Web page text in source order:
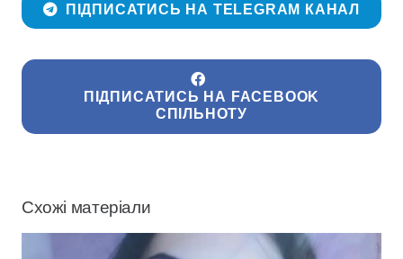
ПІДПИСАТИСЬ НА TELEGRAM КАНАЛ
ПІДПИСАТИСЬ НА FACEBOOK
СПІЛЬНОТУ
Схожі матеріали